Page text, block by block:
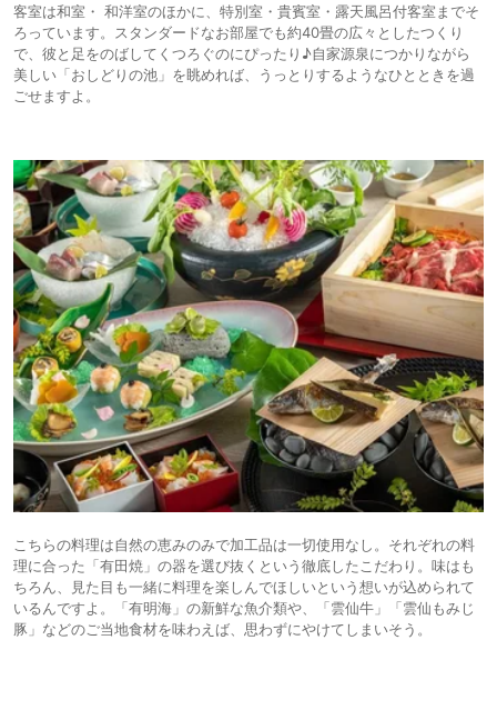
客室は和室・ 和洋室のほかに、特別室・貴賓室・露天⾵呂付客室までそ
ろっています。スタンダードなお部屋でも約40畳の広々としたつくり
で、彼と⾜をのばしてくつろぐのにぴったり♪⾃家源泉につかりながら
美しい「おしどりの池」を眺めれば、うっとりするようなひとときを過
ごせますよ。
こちらの料理は⾃然の恵みのみで加⼯品は⼀切使⽤なし。それぞれの料
理に合った「有⽥焼」の器を選び抜くという徹底したこだわり。味はも
ちろん、⾒た⽬も⼀緒に料理を楽しんでほしいという想いが込められて
いるんですよ。「有明海」の新鮮な⿂介類や、「雲仙⽜」「雲仙もみじ
豚」などのご当地食材を味わえば、思わずにやけてしまいそう。